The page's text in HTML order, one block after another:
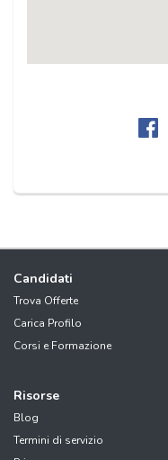
Candidati
Trova Offerte
Carica Profilo
Corsi e Formazione
Risorse
Blog
Termini di servizio